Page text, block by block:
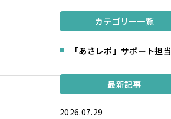
カテゴリー一覧
「あさレポ」サポート担当
最新記事
2026.07.29